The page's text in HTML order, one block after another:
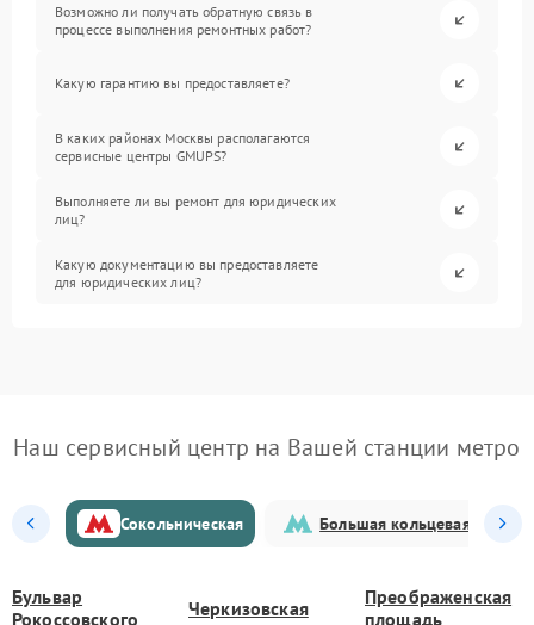
Возможно ли получать обратную связь в
процессе выполнения ремонтных работ?
Какую гарантию вы предоставляете?
В каких районах Москвы располагаются
сервисные центры GMUPS?
Выполняете ли вы ремонт для юридических
лиц?
Какую документацию вы предоставляете
для юридических лиц?
Наш сервисный центр на Вашей станции метро
Сокольническая Большая кольцевая
Бульвар
Рокоссовского
Черкизовская
Преображенская
площадь